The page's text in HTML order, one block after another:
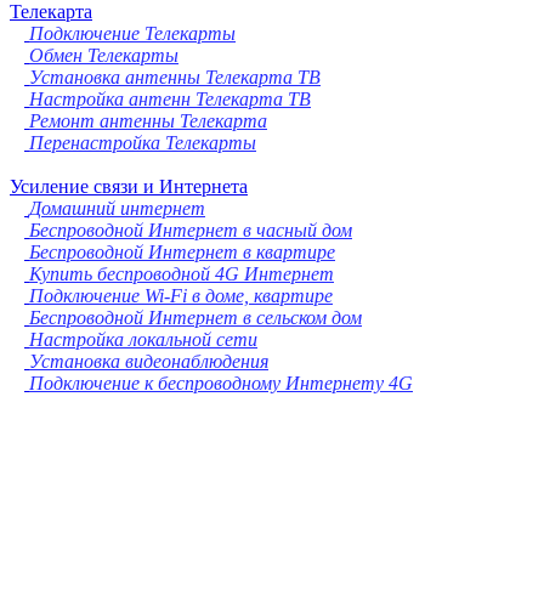
Телекарта
Подключение Телекарты
Обмен Телекарты
Установка антенны Телекарта ТВ
Настройка антенн Телекарта ТВ
Ремонт антенны Телекарта
Перенастройка Телекарты
Усиление связи и Интернета
Домашний интернет
Беспроводной Интернет в часный дом
Беспроводной Интернет в квартире
Купить беспроводной 4G Интернет
Подключение Wi-Fi в доме, квартире
Беспроводной Интернет в сельском дом
Настройка локальной сети
Установка видеонаблюдения
Подключение к беспроводному Интернету 4G